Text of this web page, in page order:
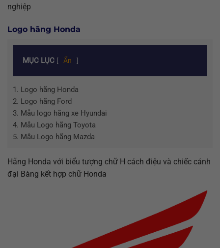
nghiệp
Logo hãng Honda
MỤC LỤC [ Ẩn ]
1. Logo hãng Honda
2. Logo hãng Ford
3. Mẫu logo hãng xe Hyundai
4. Mẫu Logo hãng Toyota
5. Mẫu Logo hãng Mazda
Hãng Honda với biểu tượng chữ H cách điệu và chiếc cánh
đại Bàng kết hợp chữ Honda